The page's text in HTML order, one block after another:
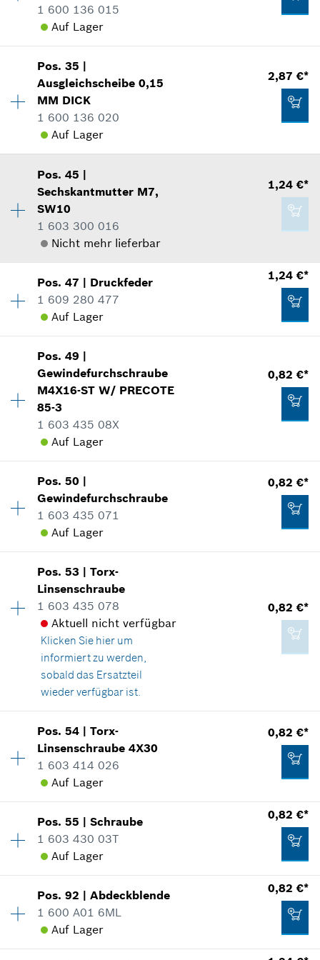
2,02 €*
Verwendungsnachweis
In Darstellung zeigen
2,02 €*
1 600 136 015
Auf Lager
Verfügbarkeit
Preisgruppe:13
Ersatzteilinformationen
Verwendungsnachweis
In Darstellung zeigen
2,02 €*
Zum Warenkorb hinzufügen
Pos.35 |
Ausgleichscheibe 0,15
MM DICK
1 600 136 020
Auf Lager
2,87 €*
Verfügbarkeit
Preisgruppe:15
Ersatzteilinformationen
Verwendungsnachweis
In Darstellung zeigen
2,87 €*
*Unverbindliche Preisempfehlung des
Herstellers inklusive MwSt
Zum Warenkorb hinzufügen
Pos.45 |
Sechskantmutter M7,
SW10
1 603 300 016
Nicht mehr lieferbar
1,24 €*
Verfügbarkeit 1
Preisgruppe: 11
Ersatzteilinformationen
Verwendungsnachweis
In Darstellung zeigen
1,24 €*
Herstellers inklusive MwSt
Zum Warenkorb hinzufügen
Pos.47 | Druckfeder
1 609 280 477
Auf Lager
1,24 €*
Verfügbarkeit
Preisgruppe:11
Ersatzteilinformationen
In Darstellung zeigen
1,24 €*
Zum Warenkorb hinzufügen
Pos.49 |
Gewindefurchschraube
M4X16-ST W/ PRECOTE
85-3
1 603 435 08X
Auf Lager
0,82 €*
Preisgruppe
Ersatzteilinformationen
Verwendungsnachweis
0,82 €*
*Unverbindliche Preisempfehlung des
Herstellers inklusive MwSt
Zum Warenkorb hinzufügen
Pos.50 |
Gewindefurchschraube
1 603 435 071
Auf Lager
0,82 €*
Verfügbarkeit 4
Preisgruppe:10
Ersatzteilinformationen
Verwendungsnachweis
In Darstellung zeigen
0,82 €*
*Unverbindliche Preisempfehlung des
Herstellers inklusive MwSt
Zum Warenkorb hinzufügen
Pos.53 |Torx-
Linsenschraube
1 603 435 078
Aktuell nicht verfügbar
Klicken Sie hier um
informiert zu werden,
sobald das Ersatzteil
wieder verfügbar ist.
0,82 €*
Verfügbarkeit 3
Preisgruppe:10
Ersatzteilinformationen
Verwendungsnachweis
In Darstellung zeigen
0,82 €*
Herstellers inklusive MwSt
Pos.54 |Torx-
Linsenschraube 4X30
1 603 414 026
Auf Lager
0,82 €*
Preisgruppe:10
Ersatzteilinformationen
Pos.55 |Schraube
1 603 430 03T
Auf Lager
0,82 €*
Verfügbarkeit 5
Preisgruppe:10
Ersatzteilinformationen
Verwendungsnachweis
Pos.92 |Abdeckblende
1 600 A01 6ML
Auf Lager
0,82 €*